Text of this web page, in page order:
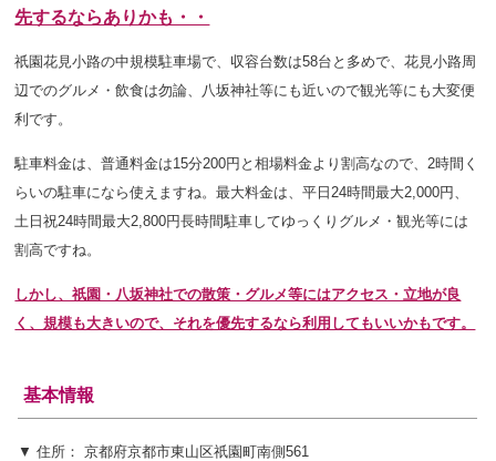
先するならありかも・・
祇園花見小路の中規模駐車場で、収容台数は58台と多めで 、花見小路周
辺でのグルメ・飲食は勿論、八坂神社等にも近いので観光等にも大変便
利です。
駐車料金は、普通料金は15分200円と相場料金より割高なので、2時間く
らいの駐車になら使えますね。最大料金は、平日24時間最大2,000円、
土日祝24時間最大2,800円長時間駐車してゆっくりグルメ・観光等には
割高ですね。
しかし、祇園・八坂神社での散策・グルメ等にはアクセス・立地が良
く、規模も大きいので、それを優先するなら利用してもいいかもです。
基本情報
▼ 住所： 京都府京都市東山区祇園町南側561